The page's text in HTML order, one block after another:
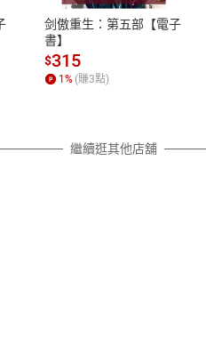
權利，遽消費者保護法及通訊交
合理例外情事適用準則，依商
各有不同規定。詳細退換貨說明
各商品說明。
剑傲重生：第五部【電子
書】
$315
1 % (賺3點)
繼續逛其他店舖